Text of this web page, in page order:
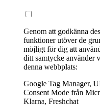
Genom att godkänna
funktioner utöver de
möjligt för dig att
ditt samtycke använder
denna webbplats:
Google Tag Manager,
Consent Mode från
Klarna, Freshchat